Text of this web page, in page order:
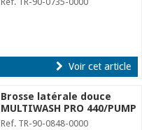
Voir cet article
Brosse latérale douce
MULTIWASH PRO 440/PUMP
Ref. TR-90-0848-0000